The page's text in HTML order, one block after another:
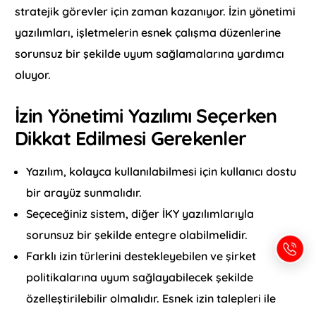
stratejik görevler için zaman kazanıyor. İzin yönetimi
yazılımları, işletmelerin esnek çalışma düzenlerine
sorunsuz bir şekilde uyum sağlamalarına yardımcı
oluyor.
İzin Yönetimi Yazılımı Seçerken
Dikkat Edilmesi Gerekenler
Yazılım, kolayca kullanılabilmesi için kullanıcı dostu
bir arayüz sunmalıdır.
Seçeceğiniz sistem, diğer İKY yazılımlarıyla
sorunsuz bir şekilde entegre olabilmelidir.
Farklı izin türlerini destekleyebilen ve şirket
politikalarına uyum sağlayabilecek şekilde
özelleştirilebilir olmalıdır. Esnek izin talepleri ile